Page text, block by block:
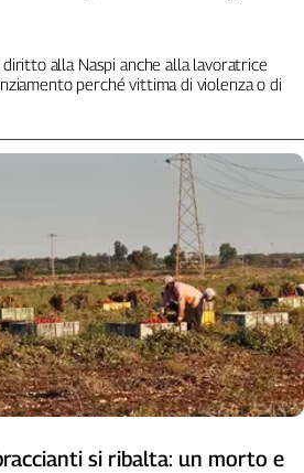
alla Naspi anche alla lavoratrice
perché vittima di violenza o di
si ribalta: un morto e